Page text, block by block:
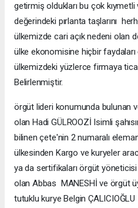
getirmiş oldukları bu çok
değerindeki pırlanta taşlarını
ülkemizde cari açık nedeni olan
ülke ekonomisine hiçbir faydaları
ülkemizdeki yüzlerce firmaya
Belirlenmiştir.
örgüt lideri konumunda bulunan
olan Hadi GÜLROOZİ Isimli
bilinen çete'nin 2 numaralı
ülkesinden Kargo ve kuryeler
ya da sertifikaları örgüt
olan Abbas MANESHİ ve örgüt
tutuklu kurye Belgin